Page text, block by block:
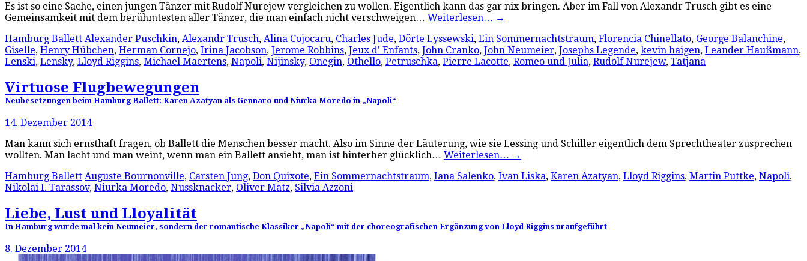
Es ist so eine Sache, einen jungen Tänzer mit Rudolf Nurejew vergleichen zu wollen. Eigentlich kann das gar nix bringen. Aber im Fall von Alexandr Trusch gibt es eine
Gemeinsamkeit mit dem berühmtesten aller Tänzer, die man einfach nicht verschweigen… Weiterlesen… →
Hamburg Ballett Alexander Puschkin, Alexandr Trusch, Alina Cojocaru, Charles Jude, Dörte Lyssewski, Ein Sommernachtstraum, Florencia Chinellato, George Balanchine,
Giselle, Henry Hübchen, Herman Cornejo, Irina Jacobson, Jerome Robbins, Jeux d' Enfants, John Cranko, John Neumeier, Josephs Legende, kevin haigen, Leander Haußmann,
Lenski, Lensky, Lloyd Riggins, Michael Maertens, Napoli, Nijinsky, Onegin, Othello, Petruschka, Pierre Lacotte, Romeo und Julia, Rudolf Nurejew, Tatjana
Virtuose Flugbewegungen
Neubesetzungen beim Hamburg Ballett: Karen Azatyan als Gennaro und Niurka Moredo in „Napoli“
14. Dezember 2014
Man kann sich ernsthaft fragen, ob Ballett die Menschen besser macht. Also im Sinne der Läuterung, wie sie Lessing und Schiller eigentlich dem Sprechtheater zusprechen
wollten. Man lacht und man weint, wenn man ein Ballett ansieht, man ist hinterher glücklich… Weiterlesen… →
Hamburg Ballett Auguste Bournonville, Carsten Jung, Don Quixote, Ein Sommernachtstraum, Iana Salenko, Ivan Liska, Karen Azatyan, Lloyd Riggins, Martin Puttke, Napoli,
Nikolai I. Tarassov, Niurka Moredo, Nussknacker, Oliver Matz, Silvia Azzoni
Liebe, Lust und Lloyalität
In Hamburg wurde mal kein Neumeier, sondern der romantische Klassiker „Napoli“ mit der choreografischen Ergänzung von Lloyd Riggins uraufgeführt
8. Dezember 2014